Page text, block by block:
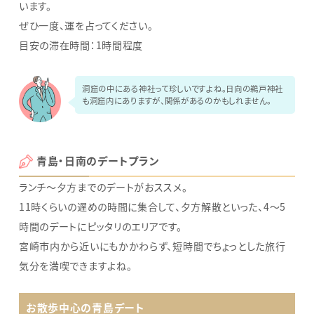
います。
ぜひ一度、運を占ってください。
目安の滞在時間：1時間程度
洞窟の中にある神社って珍しいですよね。日向の鵜戸神社
も洞窟内にありますが、関係があるのかもしれません。
青島・日南のデートプラン
ランチ～夕方までのデートがおススメ。
11時くらいの遅めの時間に集合して、夕方解散といった、4～5
時間のデートにピッタリのエリアです。
宮崎市内から近いにもかかわらず、短時間でちょっとした旅行
気分を満喫できますよね。
お散歩中心の青島デート